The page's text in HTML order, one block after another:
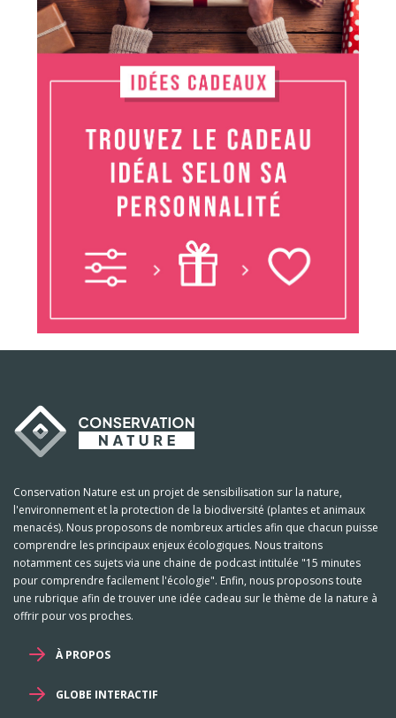
Conservation Nature est un projet de sensibilisation sur la nature,
l'environnement et la protection de la biodiversité (plantes et animaux
menacés). Nous proposons de nombreux articles afin que chacun puisse
comprendre les principaux enjeux écologiques. Nous traitons
notamment ces sujets via une chaine de podcast intitulée "15 minutes
pour comprendre facilement l'écologie". Enfin, nous proposons toute
une rubrique afin de trouver une idée cadeau sur le thème de la nature à
offrir pour vos proches.
À PROPOS
GLOBE INTERACTIF